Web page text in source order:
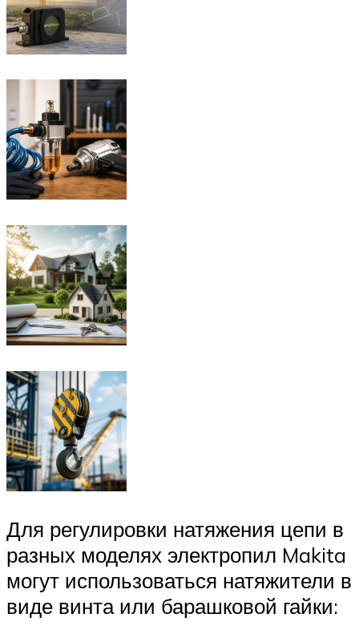
Для регулировки натяжения цепи в
разных моделях электропил Makita
могут использоваться натяжители в
виде винта или барашковой гайки: